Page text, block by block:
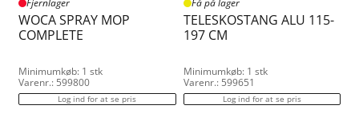
Fjernlager
WOCA SPRAY MOP
COMPLETE
Minimumkøb: 1 stk
Varenr.: 599800
Log ind for at se pris
Få på lager
TELESKOSTANG ALU 115-
197 CM
Minimumkøb: 1 stk
Varenr.: 599651
Log ind for at se pris